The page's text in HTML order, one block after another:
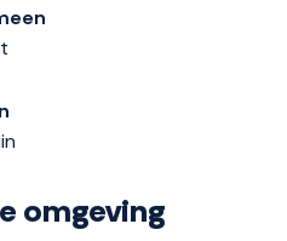
omgeving